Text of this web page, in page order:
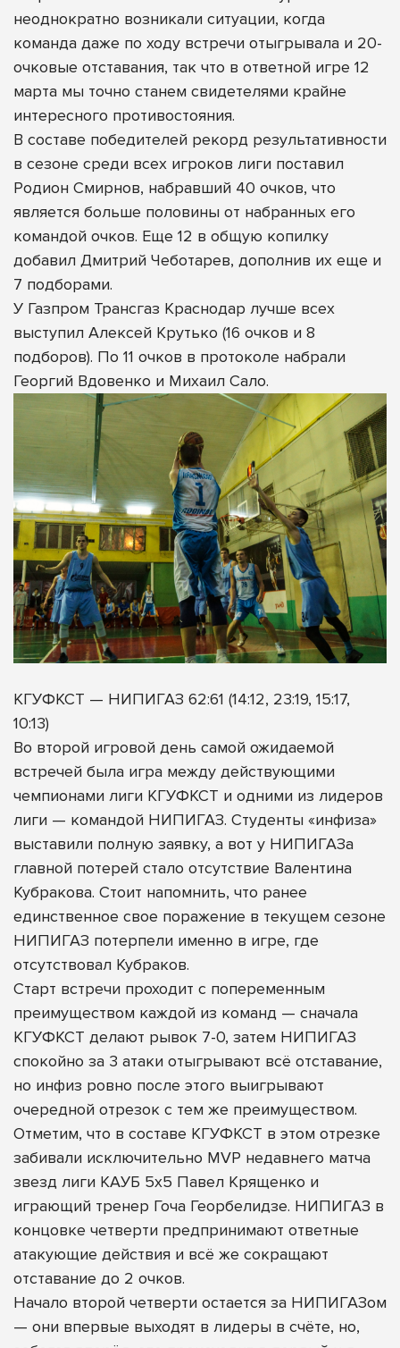
неоднократно возникали ситуации, когда
команда даже по ходу встречи отыгрывала и 20-
очковые отставания, так что в ответной игре 12
марта мы точно станем свидетелями крайне
интересного противостояния.
В составе победителей рекорд результативности
в сезоне среди всех игроков лиги поставил
Родион Смирнов, набравший 40 очков, что
является больше половины от набранных его
командой очков. Еще 12 в общую копилку
добавил Дмитрий Чеботарев, дополнив их еще и
7 подборами.
У Газпром Трансгаз Краснодар лучше всех
выступил Алексей Крутько (16 очков и 8
подборов). По 11 очков в протоколе набрали
Георгий Вдовенко и Михаил Сало.
КГУФКСТ — НИПИГАЗ 62:61 (14:12, 23:19, 15:17,
10:13)
Во второй игровой день самой ожидаемой
встречей была игра между действующими
чемпионами лиги КГУФКСТ и одними из лидеров
лиги — командой НИПИГАЗ. Студенты «инфиза»
выставили полную заявку, а вот у НИПИГАЗа
главной потерей стало отсутствие Валентина
Кубракова. Стоит напомнить, что ранее
единственное свое поражение в текущем сезоне
НИПИГАЗ потерпели именно в игре, где
отсутствовал Кубраков.
Старт встречи проходит с попеременным
преимуществом каждой из команд — сначала
КГУФКСТ делают рывок 7-0, затем НИПИГАЗ
спокойно за 3 атаки отыгрывают всё отставание,
но инфиз ровно после этого выигрывают
очередной отрезок с тем же преимуществом.
Отметим, что в составе КГУФКСТ в этом отрезке
забивали исключительно MVP недавнего матча
звезд лиги КАУБ 5х5 Павел Крященко и
играющий тренер Гоча Георбелидзе. НИПИГАЗ в
концовке четверти предпринимают ответные
атакующие действия и всё же сокращают
отставание до 2 очков.
Начало второй четверти остается за НИПИГАЗом
— они впервые выходят в лидеры в счёте, но,